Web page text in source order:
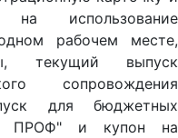
на использование
рабочем месте,
текущий выпуск
сопровождения
для бюджетных
ПРОФ" и купон на